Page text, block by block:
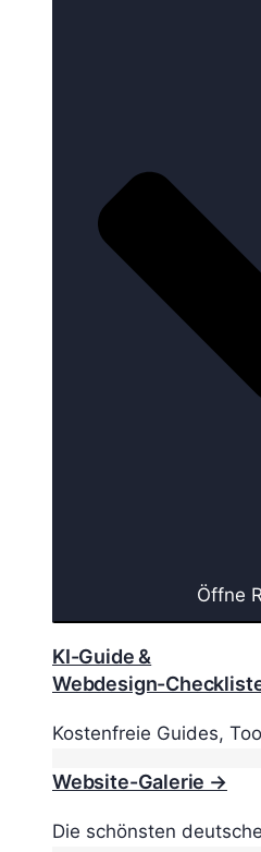
Öffne
KI-Guide &
Webdesign-
Kostenfreie Guides,
Website-Galerie →
Die schönsten